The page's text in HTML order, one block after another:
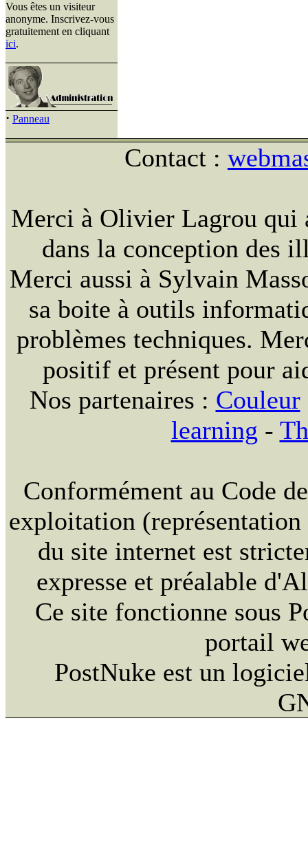
Vous êtes un visiteur
anonyme. Inscrivez-vous
gratuitement en cliquant
ici.
· Panneau
Contact :
Merci à Olivier Lagrou qui
dans la conception des
Merci aussi à Sylvain
sa boite à outils
problèmes techniques.
positif et présent pour
Nos partenaires : Couleur
learning -
Conformément au Code
exploitation
du site internet est
expresse et préalable
Ce site fonctionne sous
portail
PostNuke est un